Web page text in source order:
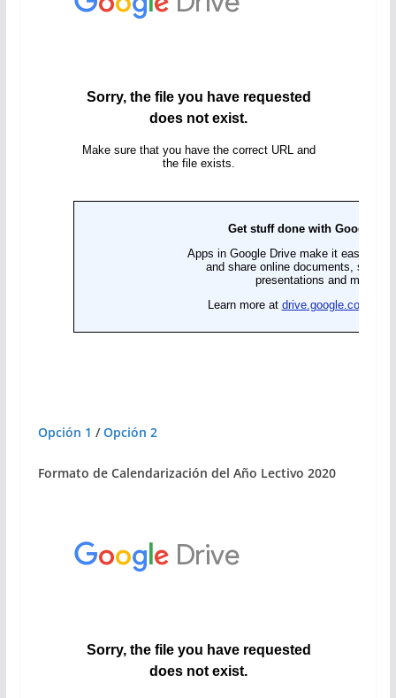
Opción 1 /Opción 2
Formato de Calendarización del Año Lectivo 2020